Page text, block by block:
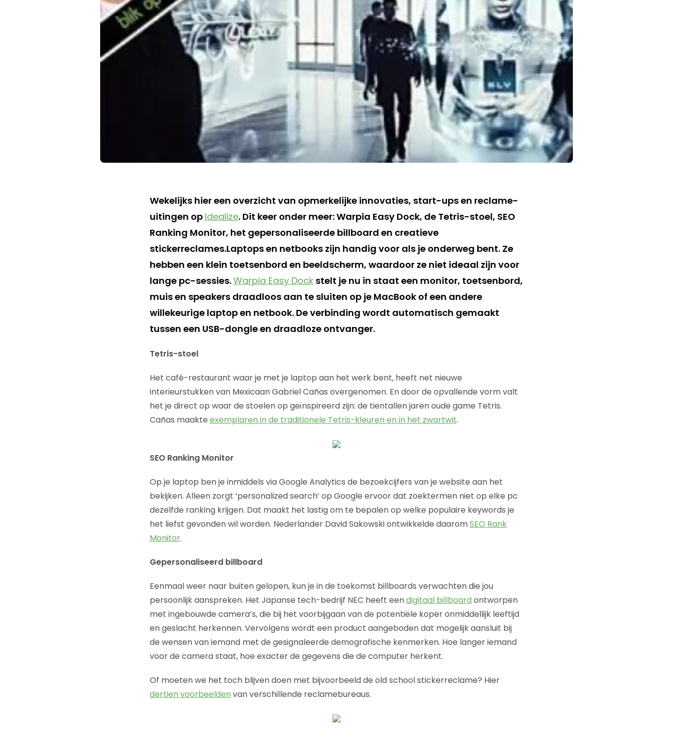
Wekelijks hier een overzicht van opmerkelijke innovaties, start-ups en reclame-
uitingen op Idealize. Dit keer onder meer: Warpia Easy Dock, de Tetris-stoel, SEO
Ranking Monitor, het gepersonaliseerde billboard en creatieve
stickerreclames.Laptops en netbooks zijn handig voor als je onderweg bent. Ze
hebben een klein toetsenbord en beeldscherm, waardoor ze niet ideaal zijn voor
lange pc-sessies.Warpia Easy Dockstelt je nu in staat een monitor, toetsenbord,
muis en speakers draadloos aan te sluiten op je MacBook of een andere
willekeurige laptop en netbook. De verbinding wordt automatisch gemaakt
tussen een USB-dongle en draadloze ontvanger.
Tetris-stoel
Het café-restaurant waar je met je laptop aan het werk bent, heeft net nieuwe
interieurstukken van Mexicaan Gabriel Cañas overgenomen. En door de opvallende vorm valt
het je direct op waar de stoelen op geïnspireerd zijn: de tientallen jaren oude game Tetris.
Cañas maakte exemplaren in de traditionele Tetris-kleuren en in het zwartwit.
SEO Ranking Monitor
Op je laptop ben je inmiddels via Google Analytics de bezoekcijfers van je website aan het
bekijken. Alleen zorgt ‘personalized search’ op Google ervoor dat zoektermen niet op elke pc
dezelfde ranking krijgen. Dat maakt het lastig om te bepalen op welke populaire keywords je
het liefst gevonden wil worden. Nederlander David Sakowski ontwikkelde daaromSEO Rank
Monitor.
Gepersonaliseerd billboard
Eenmaal weer naar buiten gelopen, kun je in de toekomst billboards verwachten die jou
persoonlijk aanspreken. Het Japanse tech-bedrijf NEC heeft eendigitaal billboard ontworpen
met ingebouwde camera’s, die bij het voorbijgaan van de potentiële koper onmiddellijk leeftijd
en geslacht herkennen. Vervolgens wordt een product aangeboden dat mogelijk aansluit bij
de wensen van iemand met de gesignaleerde demografische kenmerken. Hoe langer iemand
voor de camera staat, hoe exacter de gegevens die de computer herkent.
Of moeten we het toch blijven doen met bijvoorbeeld de old school stickerreclame? Hier
dertien voorbeelden van verschillende reclamebureaus.